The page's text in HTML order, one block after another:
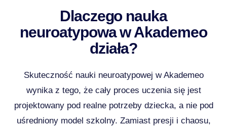
Dlaczego nauka
neuroatypowa w Akademeo
działa?
Skuteczność nauki neuroatypowej w Akademeo
wynika z tego, że cały proces uczenia się jest
projektowany pod realne potrzeby dziecka, a nie pod
uśredniony model szkolny. Zamiast presji i chaosu,